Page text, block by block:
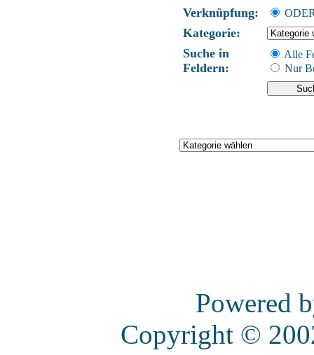
Verknüpfung:
Kategorie:
Suche in
Feldern:
Alle
Nur
Powered
Copyright ©